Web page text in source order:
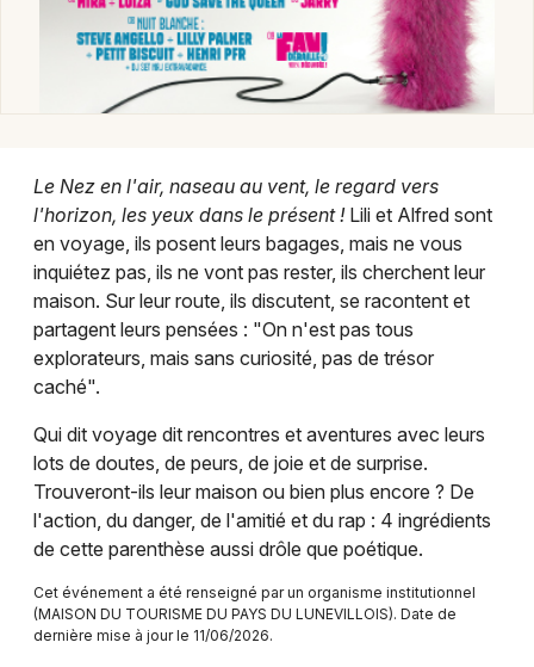
Expos
Sorties & loisirs
Concerts dans le Grand Est
Newsletter des sorties
Artistes en tournée
Actus en Meurthe-et-Moselle
Magazine en Meurthe-et-Moselle
Toutes les villes
Le Nez en l'air, naseau au vent, le regard vers
l'horizon, les yeux dans le présent !Lili et Alfred sont
en voyage, ils posent leurs bagages, mais ne vous
inquiétez pas, ils ne vont pas rester, ils cherchent leur
maison. Sur leur route, ils discutent, se racontent et
partagent leurs pensées : "On n'est pas tous
explorateurs, mais sans curiosité, pas de trésor
caché".
Qui dit voyage dit rencontres et aventures avec leurs
lots de doutes, de peurs, de joie et de surprise.
Trouveront-ils leur maison ou bien plus encore ? De
l'action, du danger, de l'amitié et du rap : 4 ingrédients
de cette parenthèse aussi drôle que poétique.
Cet événement a été renseigné par un organisme institutionnel
(MAISON DU TOURISME DU PAYS DU LUNEVILLOIS). Date de
dernière mise à jour le 11/06/2026.